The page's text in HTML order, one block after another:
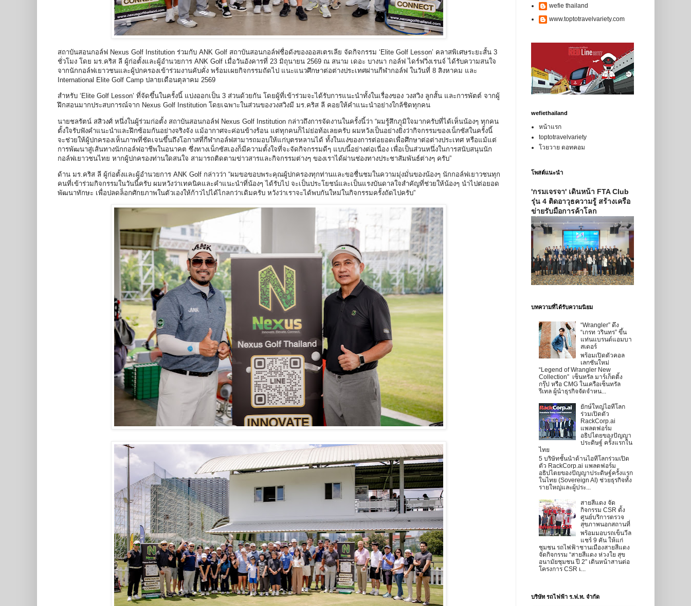
สถาบันสอนกอล์ฟ Nexus Golf Institution ร่วมกับ ANK Golf สถาบันสอนกอล์ฟชื่อดังของออสเตรเลีย จัดกิจกรรม ‘Elite Golf Lesson’ คลาสพิเศษระยะสั้น 3
ชั่วโมง โดย มร.คริส ลี ผู้ก่อตั้งและผู้อำนวยการ ANK Golf เมื่อวันอังคารที่ 23 มิถุนายน 2569 ณ สนาม เดอะ บางนา กอล์ฟ ไดร์ฟวิ่งเรนจ์ ได้รับความสนใจ
จากนักกอล์ฟเยาวชนและผู้ปกครองเข้าร่วมงานคับคั่ง พร้อมเผยกิจกรรมถัดไป แนะแนวศึกษาต่อต่างประเทศผ่านกีฬากอล์ฟ ในวันที่ 8 สิงหาคม และ
International Elite Golf Camp ปลายเดือนตุลาคม 2569
สำหรับ ‘Elite Golf Lesson’ ที่จัดขึ้นในครั้งนี้ แบ่งออกเป็น 3 ส่วนด้วยกัน โดยผู้ที่เข้าร่วมจะได้รับการแนะนำทั้งในเรื่องของ วงสวิง ลูกสั้น และการพัตต์ จากผู้
ฝึกสอนมากประสบการณ์จาก Nexus Golf Institution โดยเฉพาะในส่วนของวงสวิงมี มร.คริส ลี คอยให้คำแนะนำอย่างใกล้ชิดทุกคน
นายชลรัตน์ สสิวงศ์ หนึ่งในผู้ร่วมก่อตั้ง สถาบันสอนกอล์ฟ Nexus Golf Institution กล่าวถึงการจัดงานในครั้งนี้ว่า “ผมรู้สึกภูมิใจมากครับที่ได้เห็นน้องๆ ทุกคน
ตั้งใจรับฟังคำแนะนำและฝึกซ้อมกันอย่างจริงจัง แม้อากาศจะค่อนข้างร้อน แต่ทุกคนก็ไม่ย่อท้อเลยครับ ผมหวังเป็นอย่างยิ่งว่ากิจกรรมของเน็กซัสในครั้งนี้
จะช่วยให้ผู้ปกครองเห็นภาพที่ชัดเจนขึ้นถึงโอกาสที่กีฬากอล์ฟสามารถมอบให้แก่บุตรหลานได้ ทั้งในแง่ของการต่อยอดเพื่อศึกษาต่อต่างประเทศ หรือแม้แต่
การพัฒนาสู่เส้นทางนักกอล์ฟอาชีพในอนาคต ซึ่งทางเน็กซัสเองก็มีความตั้งใจที่จะจัดกิจกรรมดีๆ แบบนี้อย่างต่อเนื่อง เพื่อเป็นส่วนหนึ่งในการสนับสนุนนัก
กอล์ฟเยาวชนไทย หากผู้ปกครองท่านใดสนใจ สามารถติดตามข่าวสารและกิจกรรมต่างๆ ของเราได้ผ่านช่องทางประชาสัมพันธ์ต่างๆ ครับ”
ด้าน มร.คริส ลี ผู้ก่อตั้งและผู้อำนวยการ ANK Golf กล่าวว่า “ผมขอขอบพระคุณผู้ปกครองทุกท่านและขอชื่นชมในความมุ่งมั่นของน้องๆ นักกอล์ฟเยาวชนทุก
คนที่เข้าร่วมกิจกรรมในวันนี้ครับ ผมหวังว่าเทคนิคและคำแนะนำที่น้องๆ ได้รับไป จะเป็นประโยชน์และเป็นแรงบันดาลใจสำคัญที่ช่วยให้น้องๆ นำไปต่อยอด
พัฒนาทักษะ เพื่อปลดล็อกศักยภาพในตัวเองให้ก้าวไปได้ไกลกว่าเดิมครับ หวังว่าเราจะได้พบกันใหม่ในกิจกรรมครั้งถัดไปครับ”
wefie thailand
www.toptotravelvariety.com
wefiethailand
หน้าแรก
toptotravelvariety
โวยวาย ดอทคอม
โพสต์แนะนำ
'กรมเจรจา' เดินหน้า FTA Club
รุ่น 4 ติดอาวุธความรู้ สร้างเครือ
ข่ายรับมือการค้าโลก
บทความที่ได้รับความนิยม
“Wrangler” ดึง
“เกรท วรินทร” ขึ้น
แท่นแบรนด์แอมบา
สเดอร์
พร้อมเปิดตัวคอล
เลกชันใหม่
“Legend of Wrangler New
Collection” เซ็นทรัล มาร์เก็ตติ้ง
กรุ๊ป หรือ CMG ในเครือเซ็นทรัล
รีเทล ผู้นำธุรกิจจัดจำหน...
ยักษ์ใหญ่ไอทีโลก
ร่วมเปิดตัว
RackCorp.ai
แพลตฟอร์ม
อธิปไตยของปัญญา
ประดิษฐ์ ครั้งแรกใน
ไทย
5 บริษัทชั้นนำด้านไอทีโลกร่วมเปิด
ตัว RackCorp.ai แพลตฟอร์ม
อธิปไตยของปัญญาประดิษฐ์ครั้งแรก
ในไทย (Sovereign AI) ช่วยธุรกิจทั้ง
รายใหญ่และผู้ประ...
สายสีแดง จัด
กิจกรรม CSR ตั้ง
ศูนย์บริการตรวจ
สุขภาพนอกสถานที่
พร้อมมอบรถเข็นวีล
แชร์ 9 คัน ให้แก่
ชุมชน รถไฟฟ้าชานเมืองสายสีแดง
จัดกิจกรรม “สายสีแดง ห่วงใย สุข
อนามัยชุมชน ปี 2” เดินหน้าสานต่อ
โครงการ CSR เ...
บริษัท รถไฟฟ้า ร.ฟ.ท. จำกัด